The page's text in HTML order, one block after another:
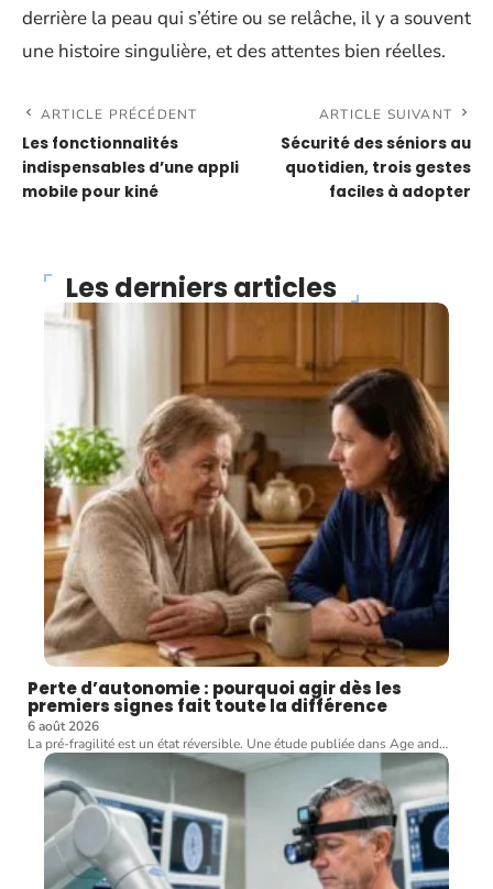
derrière la peau qui s’étire ou se relâche, il y a souvent
une histoire singulière, et des attentes bien réelles.
ARTICLE PRÉCÉDENT
Les fonctionnalités
indispensables d’une appli
mobile pour kiné
ARTICLE SUIVANT
Sécurité des séniors au
quotidien, trois gestes
faciles à adopter
Les derniers articles
Perte d’autonomie : pourquoi agir dès les
premiers signes fait toute la différence
6 août 2026
La pré-fragilité est un état réversible. Une étude publiée dans Age and…